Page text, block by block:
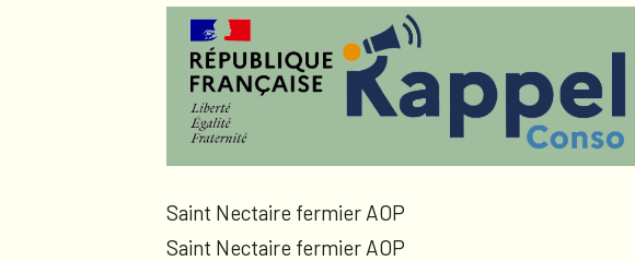
Saint Nectaire fermier AOP
Saint Nectaire fermier AOP